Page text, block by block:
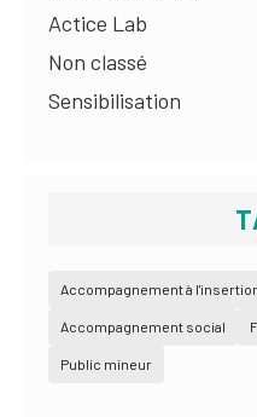
Actice Lab
Non classé
Sensibilisation
Accompagnement à
Accompagnement social
Public mineur